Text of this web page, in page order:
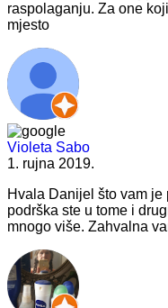
raspolaganju. Za one
mjesto
Violeta Sabo
1. rujna 2019.
Hvala Danijel što vam je
podrška ste u tome i
mnogo više. Zahvalna